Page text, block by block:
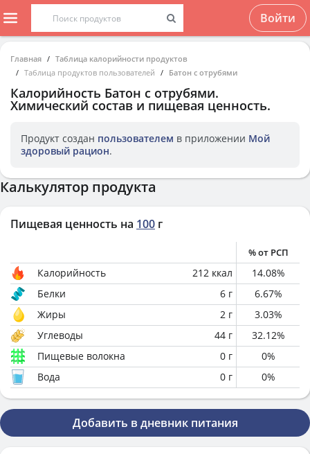
Войти
Главная
Таблица калорийности продуктов
Таблица продуктов пользователей
Батон с отрубями
Калорийность Батон с отрубями.
Химический состав и пищевая ценность.
Продукт создан пользователем в приложении Мой
здоровый рацион.
Калькулятор продукта
Пищевая ценность на 100 г
% от РСП
Калорийность 212 ккал 14.08%
Белки
6 г 6.67%
Жиры
2 г 3.03%
Углеводы
44 г 32.12%
Пищевые волокна
0 г 0%
Вода
0 г 0%
Добавить в дневник питания